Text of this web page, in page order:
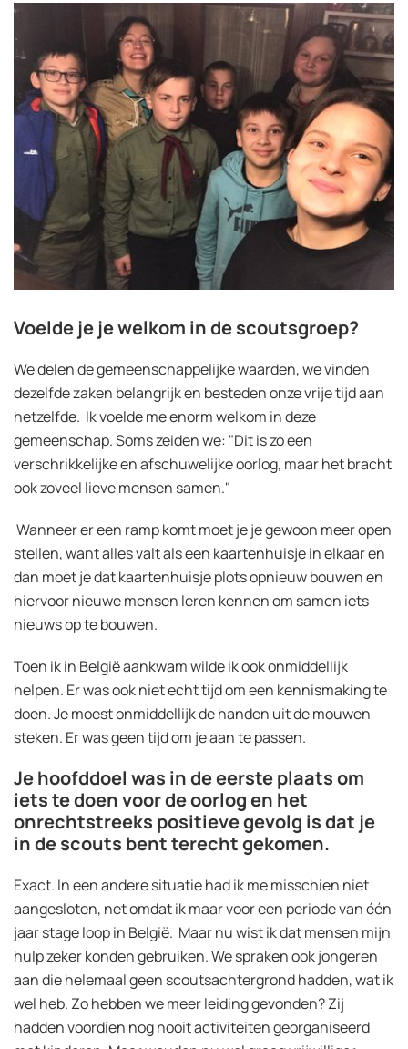
Voelde je je welkom in de scoutsgroep?
We delen de gemeenschappelijke waarden, we vinden
dezelfde zaken belangrijk en besteden onze vrije tijd aan
hetzelfde. Ik voelde me enorm welkom in deze
gemeenschap. Soms zeiden we: "Dit is zo een
verschrikkelijke en afschuwelijke oorlog, maar het bracht
ook zoveel lieve mensen samen."
Wanneer er een ramp komt moet je je gewoon meer open
stellen, want alles valt als een kaartenhuisje in elkaar en
dan moet je dat kaartenhuisje plots opnieuw bouwen en
hiervoor nieuwe mensen leren kennen om samen iets
nieuws op te bouwen.
Toen ik in België aankwam wilde ik ook onmiddellijk
helpen. Er was ook niet echt tijd om een kennismaking te
doen. Je moest onmiddellijk de handen uit de mouwen
steken. Er was geen tijd om je aan te passen.
Je hoofddoel was in de eerste plaats om
iets te doen voor de oorlog en het
onrechtstreeks positieve gevolg is dat je
in de scouts bent terecht gekomen.
Exact. In een andere situatie had ik me misschien niet
aangesloten, net omdat ik maar voor een periode van één
jaar stage loop in België. Maar nu wist ik dat mensen mijn
hulp zeker konden gebruiken. We spraken ook jongeren
aan die helemaal geen scoutsachtergrond hadden, wat ik
wel heb. Zo hebben we meer leiding gevonden? Zij
hadden voordien nog nooit activiteiten georganiseerd